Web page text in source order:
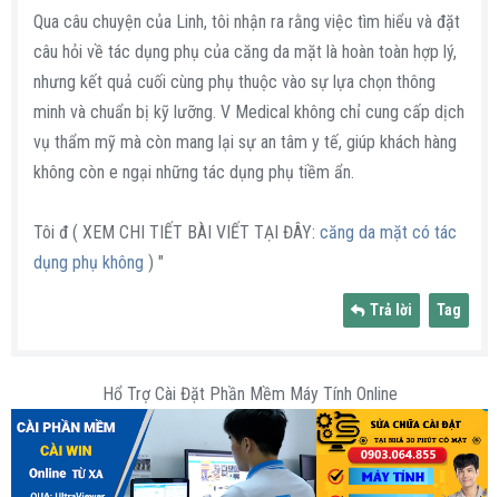
Qua câu chuyện của Linh, tôi nhận ra rằng việc tìm hiểu và đặt
câu hỏi về tác dụng phụ của căng da mặt là hoàn toàn hợp lý,
nhưng kết quả cuối cùng phụ thuộc vào sự lựa chọn thông
minh và chuẩn bị kỹ lưỡng. V Medical không chỉ cung cấp dịch
vụ thẩm mỹ mà còn mang lại sự an tâm y tế, giúp khách hàng
không còn e ngại những tác dụng phụ tiềm ẩn.
Tôi đ ( XEM CHI TIẾT BÀI VIẾT TẠI ĐÂY: căng da mặt có tác
dụng phụ không ) "
Trả lời Tag
Hổ Trợ Cài Đặt Phần Mềm Máy Tính Online